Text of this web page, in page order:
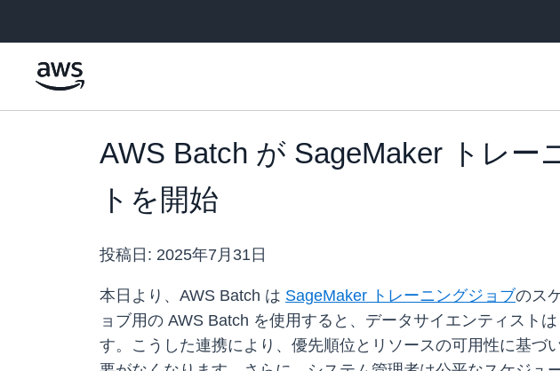
AWS Batch が SageMaker トレ
トを開始
投稿日: 2025年7月31日
本日より、AWS Batch は SageMaker トレーニングジョブのス
ョブ用の AWS Batch を使用すると、データサイエンティスト
す。こうした連携により、優先順位とリソースの可用性に基